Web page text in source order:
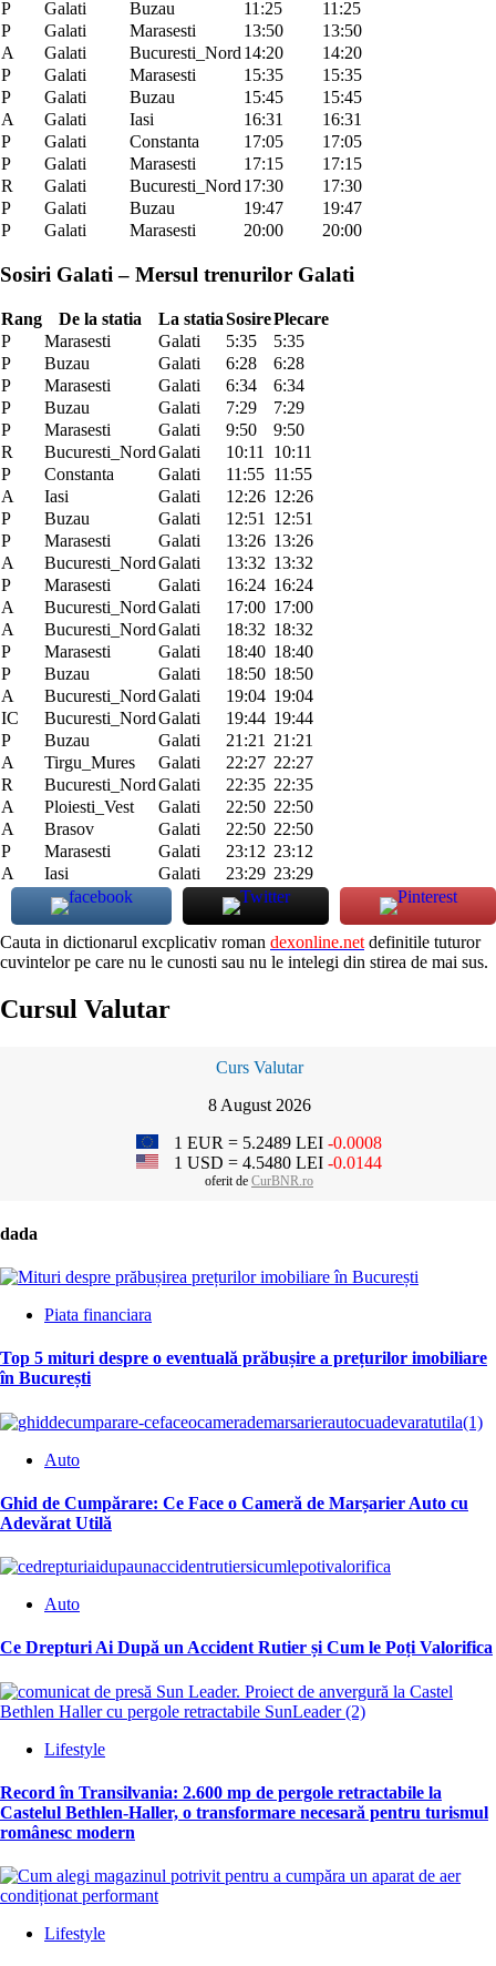
P
Galati Buzau 11:25
11:25
P
Galati Marasesti 13:50
13:50
A
Galati Bucuresti_Nord 14:20
14:20
P
Galati Marasesti 15:35
15:35
P
Galati Buzau 15:45
15:45
A
Galati Iasi 16:31
16:31
P
Galati Constanta 17:05
17:05
P
Galati Marasesti 17:15
17:15
R
Galati Bucuresti_Nord 17:30
17:30
P
Galati Buzau 19:47
19:47
P
Galati Marasesti 20:00 20:00
Sosiri Galati – Mersul trenurilor Galati
Rang De la statia La statiaSosirePlecare
P
Marasesti Galati 5:35
5:35
P
Buzau Galati 6:28
6:28
P
Marasesti Galati 6:34
6:34
P
Buzau Galati 7:29
7:29
P
Marasesti Galati 9:50
9:50
R
Bucuresti_NordGalati 10:11
10:11
P
Constanta Galati 11:55 11:55
A
Iasi Galati 12:26 12:26
P
Buzau Galati 12:51
12:51
P
Marasesti Galati 13:26 13:26
A
Bucuresti_NordGalati 13:32 13:32
P
Marasesti Galati 16:24 16:24
A
Bucuresti_NordGalati 17:00 17:00
A
Bucuresti_NordGalati 18:32 18:32
P
Marasesti Galati 18:40 18:40
P
Buzau Galati 18:50 18:50
A
Bucuresti_NordGalati 19:04 19:04
IC
Bucuresti_NordGalati 19:44 19:44
P
Buzau Galati 21:21
21:21
A
Tirgu_Mures Galati 22:27 22:27
R
Bucuresti_NordGalati 22:35 22:35
A
Ploiesti_Vest Galati 22:50 22:50
A
Brasov Galati 22:50 22:50
P
Marasesti Galati 23:12 23:12
A
Iasi Galati 23:29 23:29
Cauta in dictionarul excplicativ roman dexonline.net definitile tuturor
cuvintelor pe care nu le cunosti sau nu le intelegi din stirea de mai sus.
Cursul Valutar
Curs Valutar
8 August 2026
1 EUR = 5.2489 LEI -0.0008
1 USD = 4.5480 LEI -0.0144
oferit de CurBNR.ro
dada
Piata financiara
Top 5 mituri despre o eventuală prăbușire a prețurilor imobiliare
în București
Auto
Ghid de Cumpărare: Ce Face o Cameră de Marșarier Auto cu
Adevărat Utilă
Auto
Ce Drepturi Ai După un Accident Rutier și Cum le Poți Valorifica
Lifestyle
Record în Transilvania: 2.600 mp de pergole retractabile la
Castelul Bethlen-Haller, o transformare necesară pentru turismul
românesc modern
Lifestyle